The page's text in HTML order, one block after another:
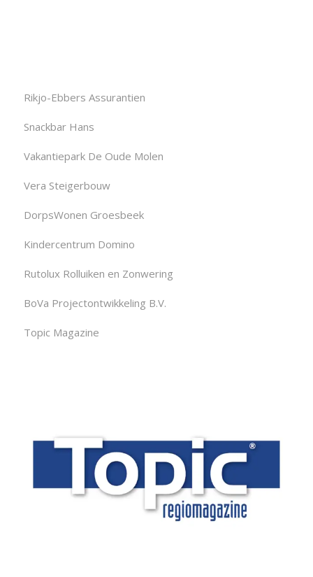
Rikjo-Ebbers Assurantien
Snackbar Hans
Vakantiepark De Oude Molen
Vera Steigerbouw
DorpsWonen Groesbeek
Kindercentrum Domino
Rutolux Rolluiken en Zonwering
BoVa Projectontwikkeling B.V.
Topic Magazine